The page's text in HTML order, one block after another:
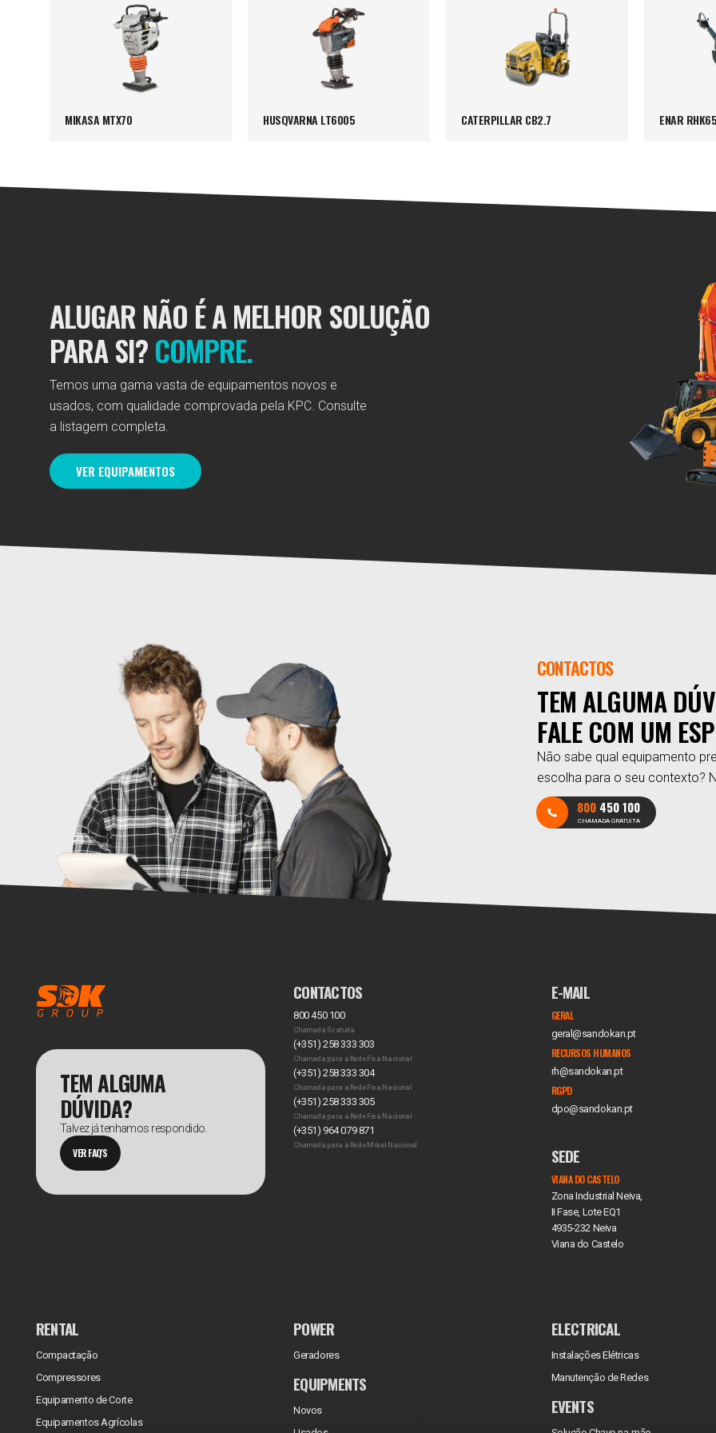
MIKASA MTX70 HUSQVARNA LT6005 CATERPILLAR CB2.7 ENAR
ALUGAR NÃO É A MELHOR SOLUÇÃO
PARA SI?COMPRE.
Temos uma gama vasta de equipamentos novos e
usados, com qualidade comprovada pela KPC. Consulte
a listagem completa.
VER EQUIPAMENTOS
CONTACTOS
TEM ALGUMA
FALE COM UM
Não sabe qual equipamento
escolha para o seu contexto?
800 450 100
CHAMADA GRATUITA
TEM ALGUMA
DÚVIDA?
Talvez já tenhamos respondido.
VER FAQ'S
CONTACTOS
800 450 100
Chamada Gratuita
(+351) 258 333 303
Chamada para a Rede Fixa Nacional
(+351) 258 333 304
Chamada para a Rede Fixa Nacional
(+351) 258 333 305
Chamada para a Rede Fixa Nacional
(+351) 964 079 871
Chamada para a Rede Móvel Nacional
E-MAIL
GERAL
geral@sandokan.pt
RECURSOS HUMANOS
rh@sandokan.pt
RGPD
dpo@sandokan.pt
SEDE
VIANA DO CASTELO
Zona Industrial Neiva,
II Fase, Lote EQ1
4935-232 Neiva
Viana do Castelo
RENTAL
Compactação
Compressores
Equipamento de Corte
Equipamentos Agrícolas
POWER
Geradores
EQUIPMENTS
Novos
ELECTRICAL
Instalações Elétricas
Manutenção de Redes
EVENTS